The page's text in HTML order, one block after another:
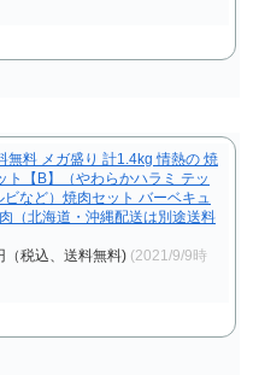
無料 メガ盛り 計1.4kg 情熱の 焼
ト【B】（やわらかハラミ テッ
ビなど）焼肉セット バーベキュ
（北海道・沖縄配送は別途送料
（税込、送料無料) (2021/9/9時